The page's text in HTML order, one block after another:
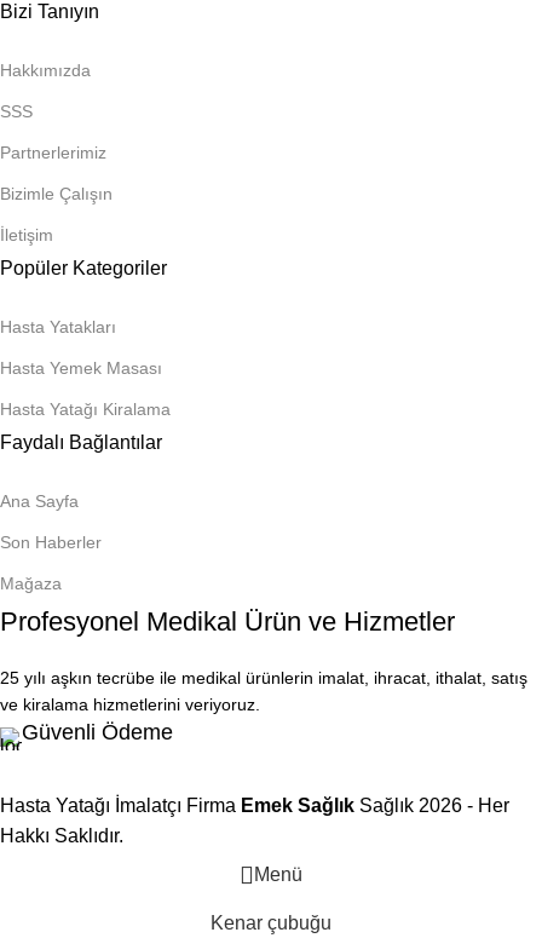
Bizi Tanıyın
Hakkımızda
SSS
Partnerlerimiz
Bizimle Çalışın
İletişim
Popüler Kategoriler
Hasta Yatakları
Hasta Yemek Masası
Hasta Yatağı Kiralama
Faydalı Bağlantılar
Ana Sayfa
Son Haberler
Mağaza
Profesyonel Medikal Ürün ve Hizmetler
25 yılı aşkın tecrübe ile medikal ürünlerin imalat, ihracat, ithalat, satış
ve kiralama hizmetlerini veriyoruz.
Güvenli Ödeme
Hasta Yatağı İmalatçı Firma Emek Sağlık Sağlık 2026 - Her
Hakkı Saklıdır.
Menü
Kenar çubuğu